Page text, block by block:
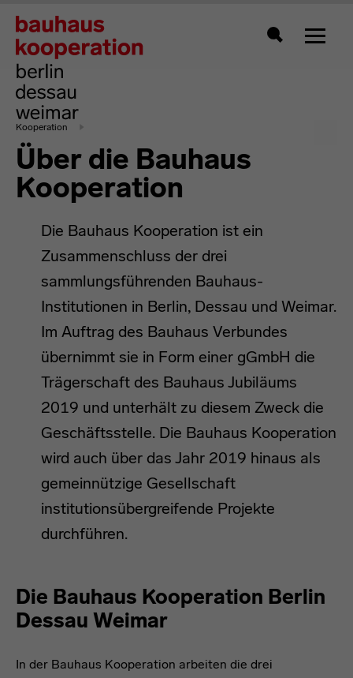
Zeigt
Kooperation
Über die Bauhaus
Kooperation
Die Bauhaus Kooperation ist ein
Zusammenschluss der drei
sammlungsführenden Bauhaus-
Institutionen in Berlin, Dessau und Weimar.
Im Auftrag des Bauhaus Verbundes
übernimmt sie in Form einer gGmbH die
Trägerschaft des Bauhaus Jubiläums
2019 und unterhält zu diesem Zweck die
Geschäftsstelle. Die Bauhaus Kooperation
wird auch über das Jahr 2019 hinaus als
gemeinnützige Gesellschaft
institutionsübergreifende Projekte
durchführen.
Die Bauhaus Kooperation Berlin
Dessau Weimar
In der Bauhaus Kooperation arbeiten die drei